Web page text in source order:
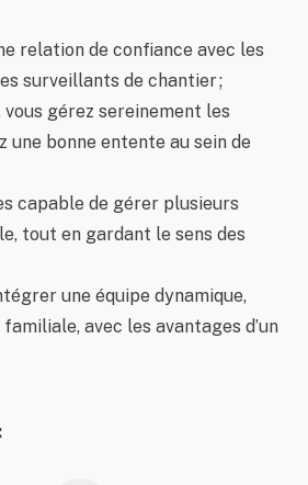
relation de confiance avec les
surveillants de chantier ;
vous gérez sereinement les
bonne entente au sein de
capable de gérer plusieurs
tout en gardant le sens des
une équipe dynamique,
avec les avantages d’un